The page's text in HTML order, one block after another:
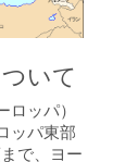
いて
ッパ）
ッパ東部
で、ヨー